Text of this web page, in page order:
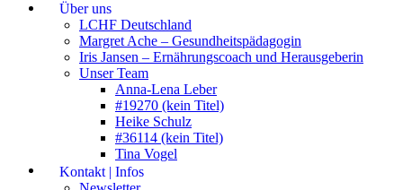
Über uns
LCHF Deutschland
Margret Ache – Gesundheitspädagogin
Iris Jansen – Ernährungscoach und Herausgeberin
Unser Team
Anna-Lena Leber
#19270 (kein Titel)
Heike Schulz
#36114 (kein Titel)
Tina Vogel
Kontakt | Infos